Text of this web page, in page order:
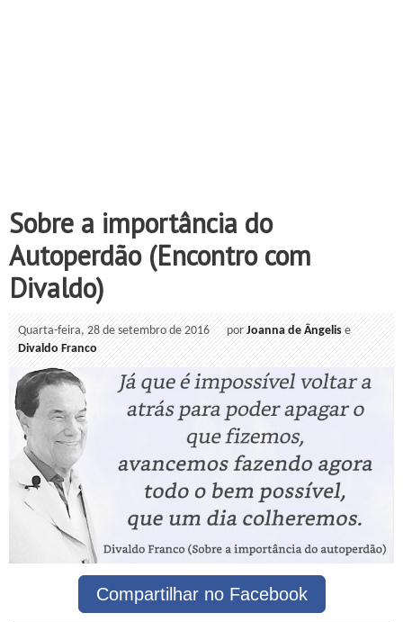
Sobre a importância do
Autoperdão (Encontro com
Divaldo)
Quarta-feira, 28 de setembro de 2016 porJoanna de Ângelis e
Divaldo Franco
Compartilhar no Facebook